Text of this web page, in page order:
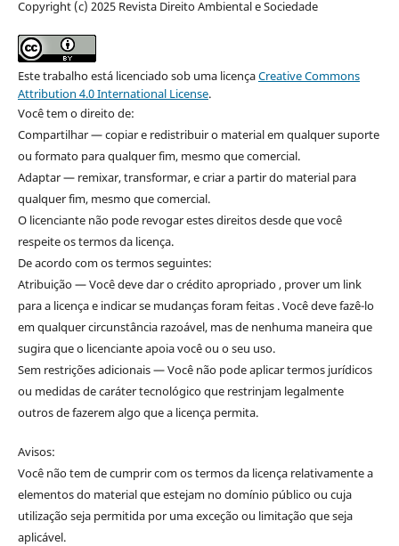
Copyright (c) 2025 Revista Direito Ambiental e Sociedade
Este trabalho está licenciado sob uma licençaCreative Commons
Attribution 4.0 International License.
Você tem o direito de:
Compartilhar — copiar e redistribuir o material em qualquer suporte
ou formato para qualquer fim, mesmo que comercial.
Adaptar — remixar, transformar, e criar a partir do material para
qualquer fim, mesmo que comercial.
O licenciante não pode revogar estes direitos desde que você
respeite os termos da licença.
De acordo com os termos seguintes:
Atribuição — Você deve dar o crédito apropriado , prover um link
para a licença e indicar se mudanças foram feitas . Você deve fazê-lo
em qualquer circunstância razoável, mas de nenhuma maneira que
sugira que o licenciante apoia você ou o seu uso.
Sem restrições adicionais — Você não pode aplicar termos jurídicos
ou medidas de caráter tecnológico que restrinjam legalmente
outros de fazerem algo que a licença permita.
Avisos:
Você não tem de cumprir com os termos da licença relativamente a
elementos do material que estejam no domínio público ou cuja
utilização seja permitida por uma exceção ou limitação que seja
aplicável.